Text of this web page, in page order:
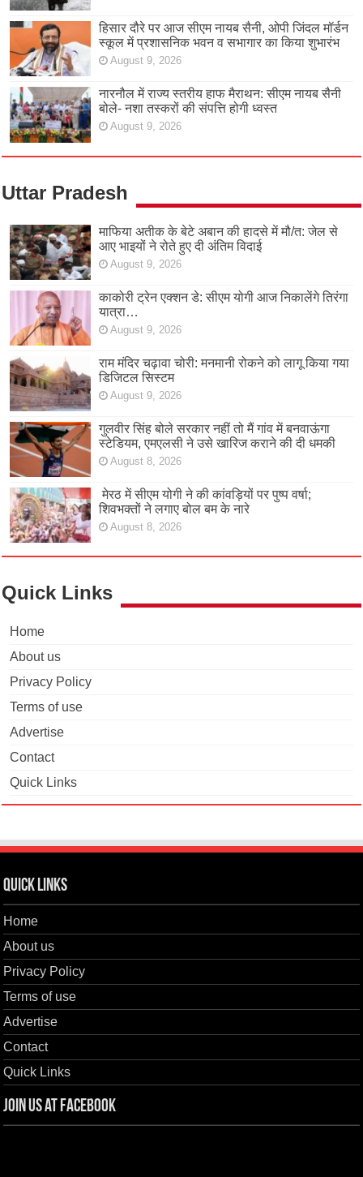
हिसार दौरे पर आज सीएम नायब सैनी, ओपी जिंदल मॉर्डन
स्कूल में प्रशासनिक भवन व सभागार का किया शुभारंभ
August 9, 2026
नारनौल में राज्य स्तरीय हाफ मैराथन: सीएम नायब सैनी
बोले- नशा तस्करों की संपत्ति होगी ध्वस्त
August 9, 2026
Uttar Pradesh
माफिया अतीक के बेटे अबान की हादसे में मौ/त: जेल से
आए भाइयों ने रोते हुए दी अंतिम विदाई
August 9, 2026
काकोरी ट्रेन एक्शन डे: सीएम योगी आज निकालेंगे तिरंगा
यात्रा…
August 9, 2026
राम मंदिर चढ़ावा चोरी: मनमानी रोकने को लागू किया गया
डिजिटल सिस्टम
August 9, 2026
गुलवीर सिंह बोले सरकार नहीं तो मैं गांव में बनवाऊंगा
स्टेडियम, एमएलसी ने उसे खारिज कराने की दी धमकी
August 8, 2026
मेरठ में सीएम योगी ने की कांवड़ियों पर पुष्प वर्षा;
शिवभक्तों ने लगाए बोल बम के नारे
August 8, 2026
Quick Links
Home
About us
Privacy Policy
Terms of use
Advertise
Contact
Quick Links
Quick Links
Home
About us
Privacy Policy
Terms of use
Advertise
Contact
Quick Links
Join us at Facebook